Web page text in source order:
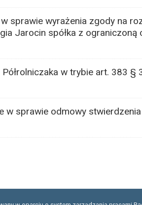
sprawie wyrażenia zgody na
Jarocin spółka z
w trybie art. 383 §
w sprawie odmowy